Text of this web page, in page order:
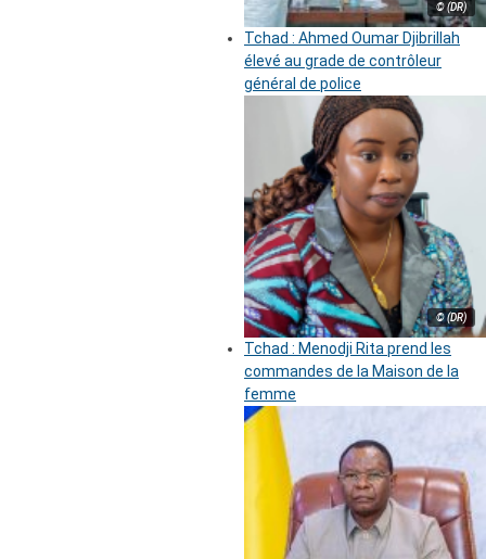
© (DR)
Tchad : Ahmed Oumar Djibrillah
élevé au grade de contrôleur
général de police
© (DR)
Tchad : Menodji Rita prend les
commandes de la Maison de la
femme